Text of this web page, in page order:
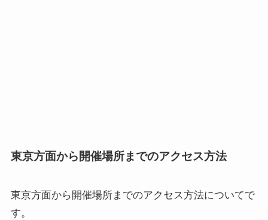
東京方面から開催場所までのアクセス方法
東京方面から開催場所までのアクセス方法についてで
す。